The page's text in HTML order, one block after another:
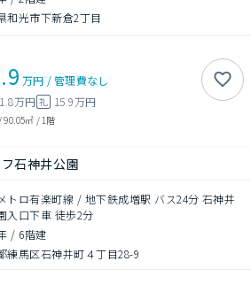
和光市下新倉2丁目
万円 /管理費なし
万円 礼 15.9万円
90.05㎡ / 1階
石神井公園
トロ有楽町線 / 地下鉄成増駅 バス24分 石神井
入口下車 徒歩2分
/ 6階建
練馬区石神井町４丁目28-9